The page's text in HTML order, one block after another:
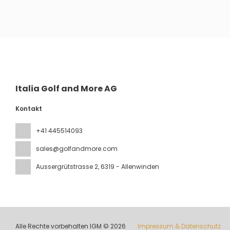
Italia Golf and More AG
Kontakt
+41 445514093
sales@golfandmore.com
Aussergrütstrasse 2, 6319 - Allenwinden
Alle Rechte vorbehalten IGM © 2026 Impressum & Datenschutz